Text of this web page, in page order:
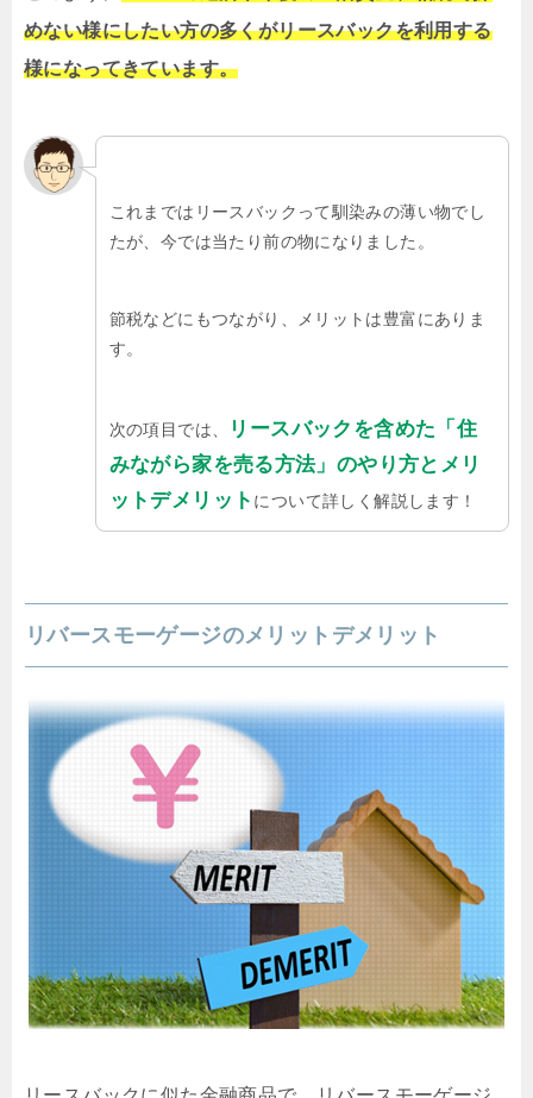
めない様にしたい方の多くがリースバックを利用する
様になってきています。
これまではリースバックって馴染みの薄い物でし
たが、今では当たり前の物になりました。
節税などにもつながり、メリットは豊富にありま
す。
次の項目では、
リースバックを含めた「住
みながら家を売る方法」のやり方とメリ
ットデメリット について詳しく解説します！
リバースモーゲージのメリットデメリット